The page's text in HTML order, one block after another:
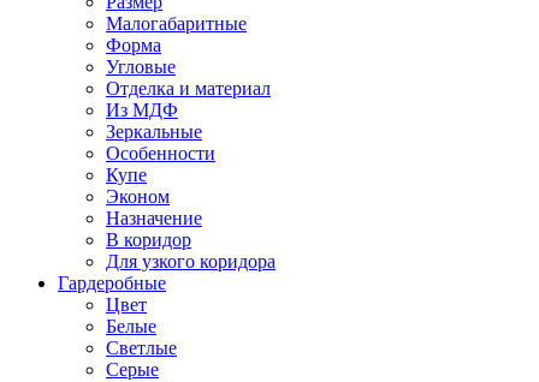
Малогабаритные
Форма
Угловые
Отделка и материал
Из МДФ
Зеркальные
Особенности
Купе
Эконом
Назначение
В коридор
Для узкого коридора
Гардеробные
Цвет
Белые
Светлые
Серые